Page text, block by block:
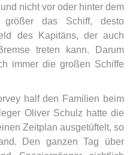
nicht vor oder hinter dem
das Schiff, desto
des Kapitäns, der auch
treten kann. Darum
immer die großen Schiffe
half den Familien beim
Oliver Schulz hatte die
Zeitplan ausgetüftelt, so
Den ganzen Tag über